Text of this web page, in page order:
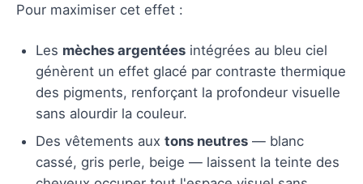
Pour maximiser cet effet :
Les mèches argentées intégrées au bleu ciel
génèrent un effet glacé par contraste thermique
des pigments, renforçant la profondeur visuelle
sans alourdir la couleur.
Des vêtements aux tons neutres — blanc
cassé, gris perle, beige — laissent la teinte des